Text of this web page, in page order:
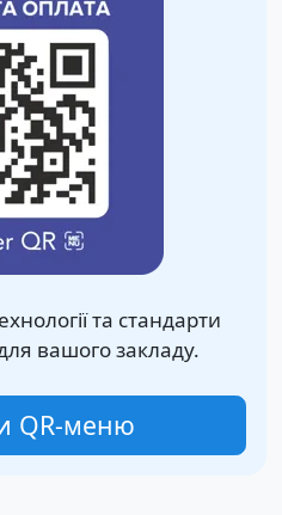
та стандарти
вашого закладу.
QR-меню